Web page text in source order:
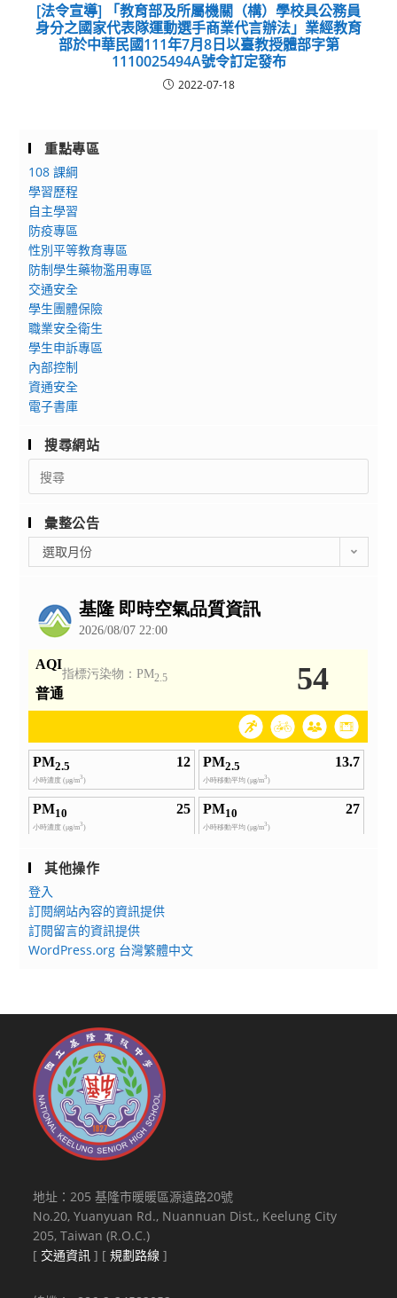
[法令宣導] 「教育部及所屬機關（構）學校具公務員
身分之國家代表隊運動選手商業代言辦法」業經教育
部於中華民國111年7月8日以臺教授體部字第
1110025494A號令訂定發布
2022-07-18
重點專區
108 課綱
學習歷程
自主學習
防疫專區
性別平等教育專區
防制學生藥物濫用專區
交通安全
學生團體保險
職業安全衛生
學生申訴專區
內部控制
資通安全
電子書庫
搜尋網站
Search
for:
彙整公告
整
選取月份
其他操作
登入
訂閱網站內容的資訊提供
訂閱留言的資訊提供
WordPress.org 台灣繁體中文
地址：205 基隆市暖暖區源遠路20號
No.20, Yuanyuan Rd., Nuannuan Dist., Keelung City
205, Taiwan (R.O.C.)
[ 交通資訊 ] [規劃路線 ]